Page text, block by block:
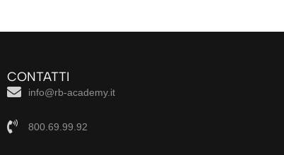
CONTATTI
info@rb-academy.it
800.69.99.92